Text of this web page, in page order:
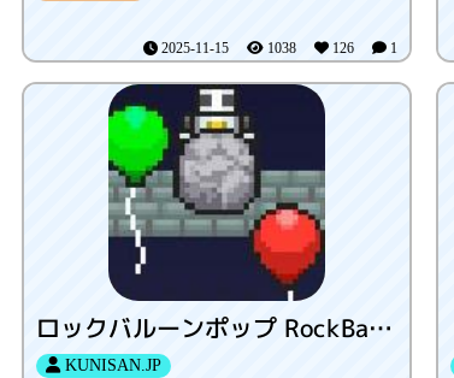
2025-11-15 1038 126 1
ロックバルーンポップ RockBalloonPop
KUNISAN.JP